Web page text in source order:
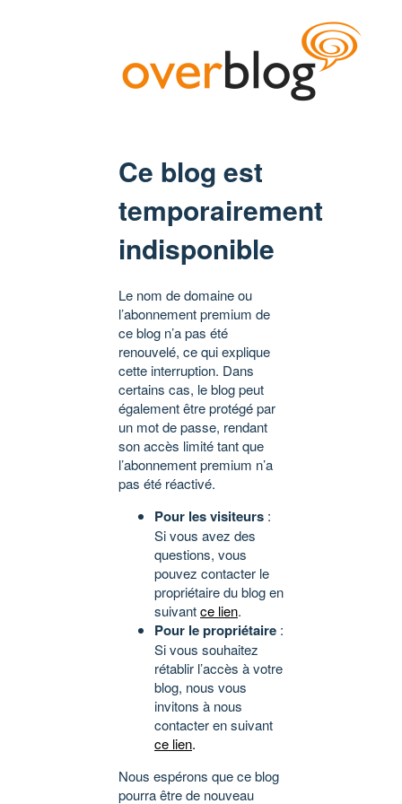
Ce blog est
temporairement
indisponible
Le nom de domaine ou
l’abonnement premium de
ce blog n’a pas été
renouvelé, ce qui explique
cette interruption. Dans
certains cas, le blog peut
également être protégé par
un mot de passe, rendant
son accès limité tant que
l’abonnement premium n’a
pas été réactivé.
Pour les visiteurs :
Si vous avez des
questions, vous
pouvez contacter le
propriétaire du blog en
suivantce lien.
Pour le propriétaire :
Si vous souhaitez
rétablir l’accès à votre
blog, nous vous
invitons à nous
contacter en suivant
ce lien.
Nous espérons que ce blog
pourra être de nouveau